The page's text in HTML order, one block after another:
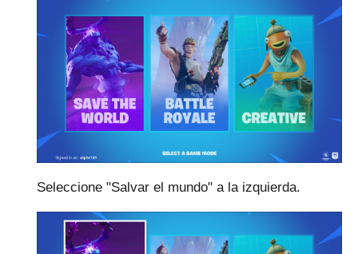
Seleccione "Salvar el mundo" a la izquierda.